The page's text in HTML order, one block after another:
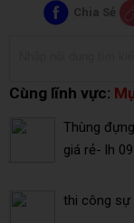
Chia Sẻ
Cùng lĩnh vực:
Thùng
giá rẻ- lh
thi công sự